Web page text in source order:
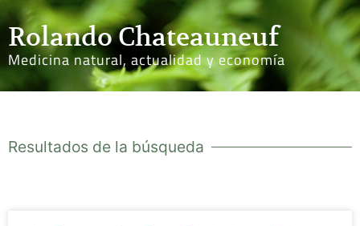
Rolando Chateauneuf
Medicina natural, actualidad y economía
Resultados de la búsqueda